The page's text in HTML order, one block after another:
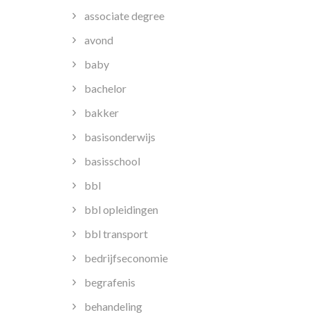
associate degree
avond
baby
bachelor
bakker
basisonderwijs
basisschool
bbl
bbl opleidingen
bbl transport
bedrijfseconomie
begrafenis
behandeling